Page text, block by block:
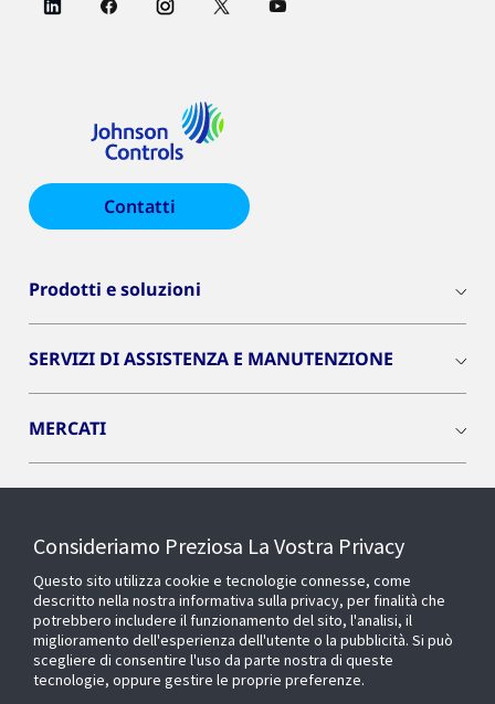
Contatti
Prodotti e soluzioni
SERVIZI DI ASSISTENZA E MANUTENZIONE
MERCATI
OPENBLUE
Consideriamo Preziosa La Vostra Privacy
Questo sito utilizza cookie e tecnologie connesse, come
descritto nella nostra informativa sulla privacy, per finalità che
potrebbero includere il funzionamento del sito, l'analisi, il
miglioramento dell'esperienza dell'utente o la pubblicità. Si può
scegliere di consentire l'uso da parte nostra di queste
tecnologie, oppure gestire le proprie preferenze.